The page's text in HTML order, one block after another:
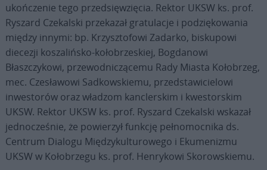
ukończenie tego przedsięwzięcia. Rektor UKSW ks. prof.
Ryszard Czekalski przekazał gratulacje i podziękowania
między innymi: bp. Krzysztofowi Zadarko, biskupowi
diecezji koszalińsko-kołobrzeskiej, Bogdanowi
Błaszczykowi, przewodniczącemu Rady Miasta Kołobrzeg,
mec. Czesławowi Sadkowskiemu, przedstawicielowi
inwestorów oraz władzom kanclerskim i kwestorskim
UKSW. Rektor UKSW ks. prof. Ryszard Czekalski wskazał
jednocześnie, że powierzył funkcję pełnomocnika ds.
Centrum Dialogu Międzykulturowego i Ekumenizmu
UKSW w Kołobrzegu ks. prof. Henrykowi Skorowskiemu.